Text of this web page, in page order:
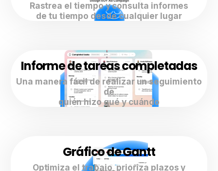
Rastrea el tiempo y consulta informes
de tu tiempo desde cualquier lugar
Informe de tareas completadas
Una manera fácil de realizar un seguimiento
de
quién hizo qué y cuándo
Gráfico de Gantt
Optimiza el trabajo, prioriza plazos y